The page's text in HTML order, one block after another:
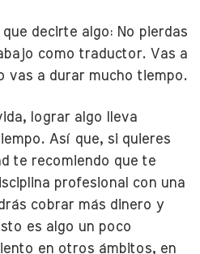
decirte algo: No pierdas
como traductor. Vas a
vas a durar mucho tiempo.
lograr algo lleva
Así que, si quieres
te recomiendo que te
profesional con una
cobrar más dinero y
es algo un poco
en otros ámbitos, en